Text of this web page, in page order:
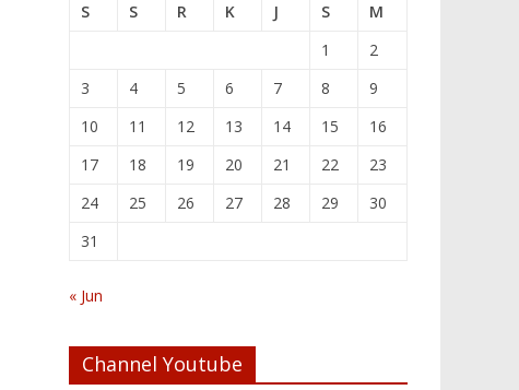
S
S R K J S
M
1
2
3
4 5 6 7 8
9
10
11 12 13 14 15
16
17
18 19 20 21 22
23
24
25 26 27 28 29
30
31
« Jun
Channel Youtube